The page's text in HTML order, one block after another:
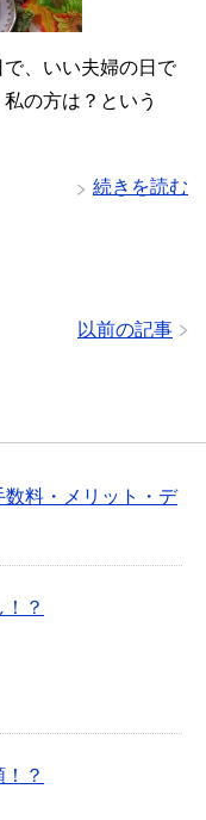
、いい夫婦の日で
の方は？という
続きを読む
以前の記事
数料・メリット・デ
？
？